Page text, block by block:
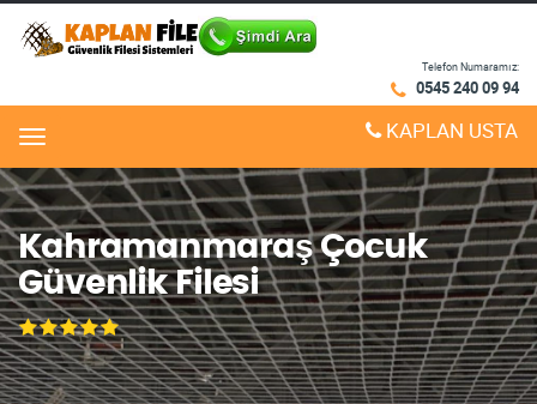
Telefon Numaramız:
0545 240 09 94
Menu KAPLAN USTA
Kahramanmaraş Çocuk
Güvenlik Filesi